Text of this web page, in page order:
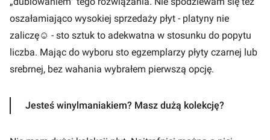
oszałamiająco wysokiej sprzedaży płyt - platyny nie
zaliczę☺ - sto sztuk to adekwatna w stosunku do popytu
liczba. Mając do wyboru sto egzemplarzy płyty czarnej lub
srebrnej, bez wahania wybrałem pierwszą opcję.
Jesteś winylmaniakiem? Masz dużą kolekcję?